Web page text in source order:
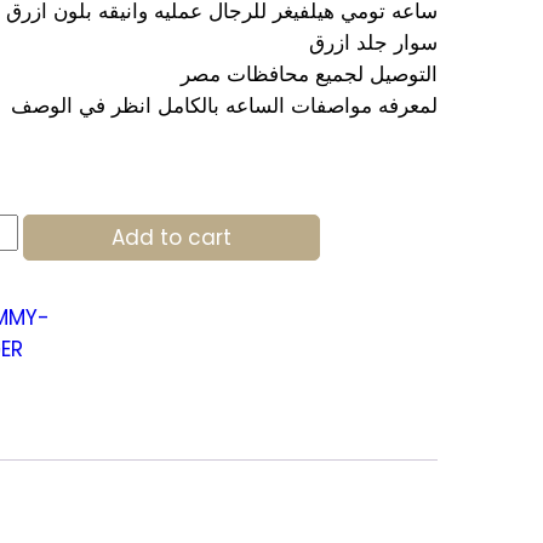
سوار جلد ازرق
التوصيل لجميع محافظات مصر
لمعرفه مواصفات الساعه بالكامل انظر في الوصف
Add to cart